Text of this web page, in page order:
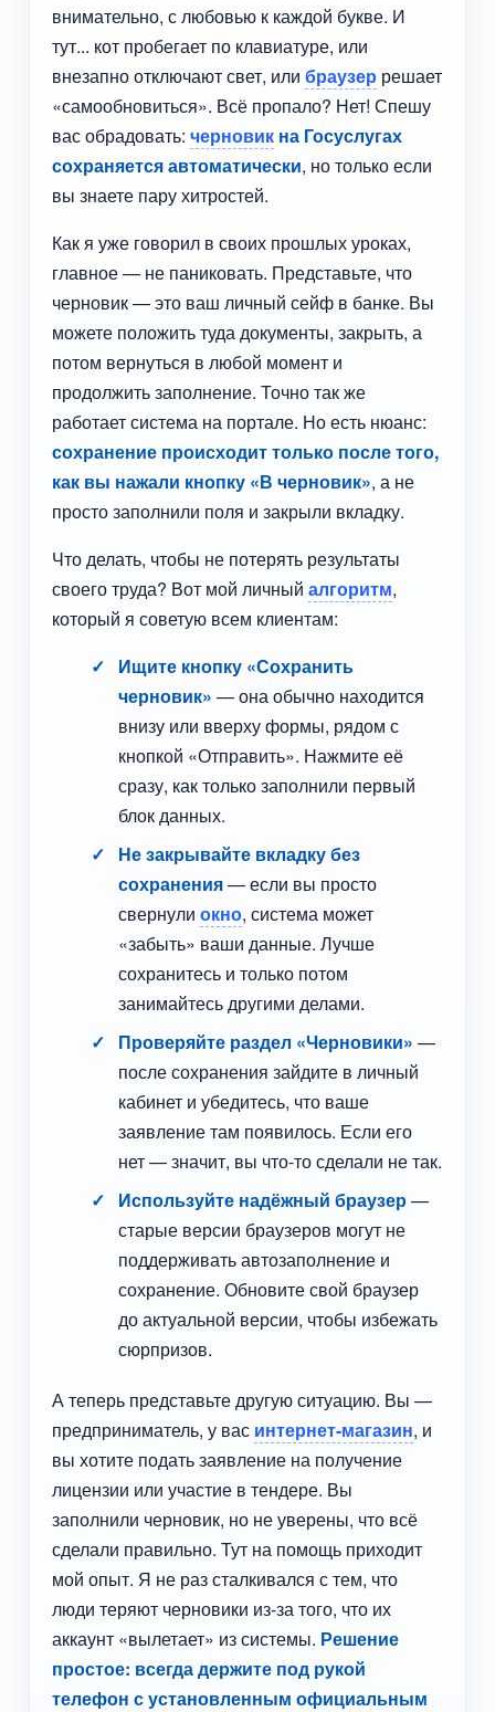
внимательно, с любовью к каждой букве. И
тут... кот пробегает по клавиатуре, или
внезапно отключают свет, илибраузер решает
«самообновиться». Всё пропало? Нет! Спешу
вас обрадовать:черновик на Госуслугах
сохраняется автоматически, но только если
вы знаете пару хитростей.
Как я уже говорил в своих прошлых уроках,
главное — не паниковать. Представьте, что
черновик — это ваш личный сейф в банке. Вы
можете положить туда документы, закрыть, а
потом вернуться в любой момент и
продолжить заполнение. Точно так же
работает система на портале. Но есть нюанс:
сохранение происходит только после того,
как вы нажали кнопку «В черновик», а не
просто заполнили поля и закрыли вкладку.
Что делать, чтобы не потерять результаты
своего труда? Вот мой личныйалгоритм,
который я советую всем клиентам:
Ищите кнопку «Сохранить
черновик» — она обычно находится
внизу или вверху формы, рядом с
кнопкой «Отправить». Нажмите её
сразу, как только заполнили первый
блок данных.
Не закрывайте вкладку без
сохранения— если вы просто
свернулиокно, система может
«забыть» ваши данные. Лучше
сохранитесь и только потом
занимайтесь другими делами.
Проверяйте раздел «Черновики» —
после сохранения зайдите в личный
кабинет и убедитесь, что ваше
заявление там появилось. Если его
нет — значит, вы что-то сделали не так.
Используйте надёжный браузер—
старые версии браузеров могут не
поддерживать автозаполнение и
сохранение. Обновите свой браузер
до актуальной версии, чтобы избежать
сюрпризов.
А теперь представьте другую ситуацию. Вы —
предприниматель, у вас интернет-магазин, и
вы хотите подать заявление на получение
лицензии или участие в тендере. Вы
заполнили черновик, но не уверены, что всё
сделали правильно. Тут на помощь приходит
мой опыт. Я не раз сталкивался с тем, что
люди теряют черновики из-за того, что их
аккаунт «вылетает» из системы. Решение
простое: всегда держите под рукой
телефон с установленным официальным